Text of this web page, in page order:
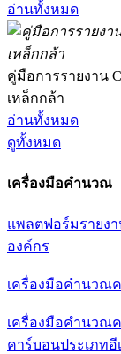
อ่านทั้งหมด
คู่มือการรายงาน
เหล็กกล้า
อ่านทั้งหมด
ดูทั้งหมด
เครื่องมือคำนวณ
แพลตฟอร์มรายง
องค์กร
เครื่องมือคำนวณ
เครื่องมือคำนวณ
คาร์บอนประเภทอี